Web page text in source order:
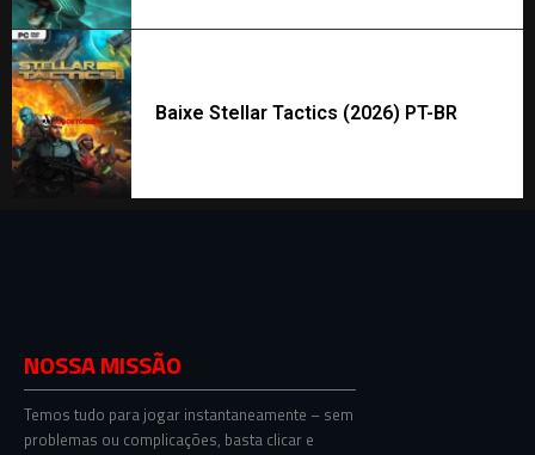
Baixe Stellar Tactics (2026) PT-BR
NOSSA MISSÃO
Temos tudo para jogar instantaneamente – sem
problemas ou complicações, basta clicar e